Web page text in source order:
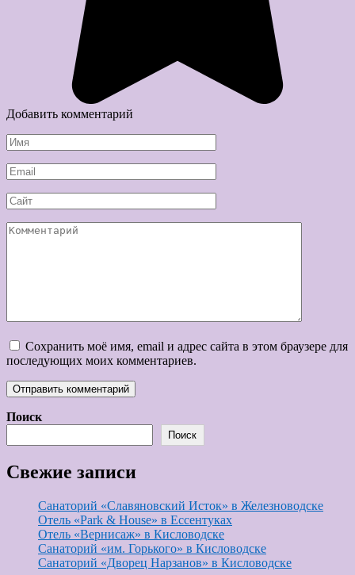
Добавить комментарий
Имя
*
Email
*
Сайт
Комментарий
Сохранить моё имя, email и адрес сайта в этом браузере для
последующих моих комментариев.
Поиск
Поиск
Свежие записи
Санаторий «Славяновский Исток» в Железноводске
Отель «Park & House» в Ессентуках
Отель «Вернисаж» в Кисловодске
Санаторий «им. Горького» в Кисловодске
Санаторий «Дворец Нарзанов» в Кисловодске